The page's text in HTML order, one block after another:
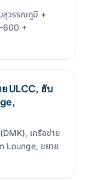
สุวรรณภูมิ +
600 +
ULCC, ฮับ
เครือข่าย
Lounge, ขยาย